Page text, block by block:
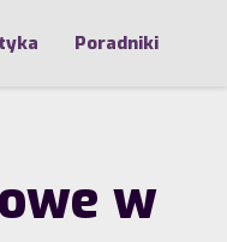
Poradniki
w